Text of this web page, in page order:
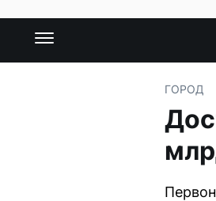
ГОРОД